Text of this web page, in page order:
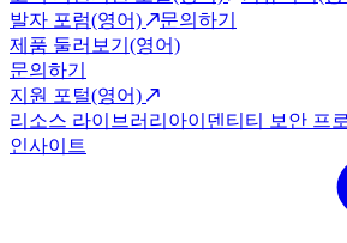
발자 포럼(영어)
문의하기
제품 둘러보기(영어)
문의하기
지원 포털(영어)
리소스 라이브러리 아이덴티티 보안 프
인사이트